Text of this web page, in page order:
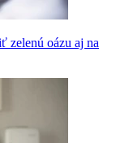
zelenú oázu aj na